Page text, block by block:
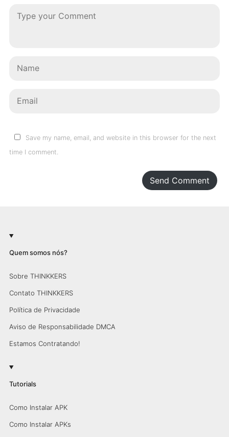
Save my name, email, and website in this browser for the next
time I comment.
Send Comment
Quem somos nós?
Sobre THINKKERS
Contato THINKKERS
Política de Privacidade
Aviso de Responsabilidade DMCA
Estamos Contratando!
Tutorials
Como Instalar APK
Como Instalar APKs